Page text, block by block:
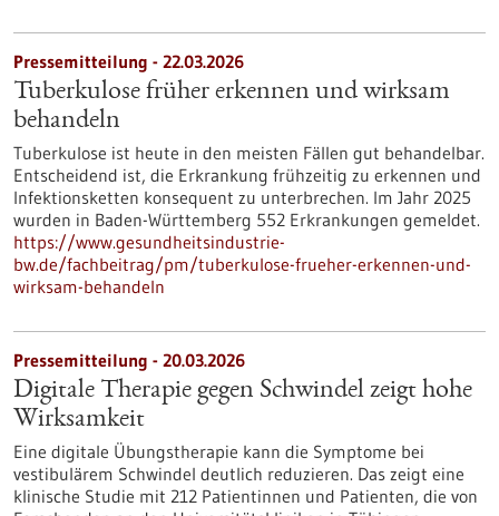
Pressemitteilung - 22.03.2026
Tuberkulose früher erkennen und wirksam
behandeln
Tuberkulose ist heute in den meisten Fällen gut behandelbar.
Entscheidend ist, die Erkrankung frühzeitig zu erkennen und
Infektionsketten konsequent zu unterbrechen. Im Jahr 2025
wurden in Baden-Württemberg 552 Erkrankungen gemeldet.
https://www.gesundheitsindustrie-
bw.de/fachbeitrag/pm/tuberkulose-frueher-erkennen-und-
wirksam-behandeln
Pressemitteilung - 20.03.2026
Digitale Therapie gegen Schwindel zeigt hohe
Wirksamkeit
Eine digitale Übungstherapie kann die Symptome bei
vestibulärem Schwindel deutlich reduzieren. Das zeigt eine
klinische Studie mit 212 Patientinnen und Patienten, die von